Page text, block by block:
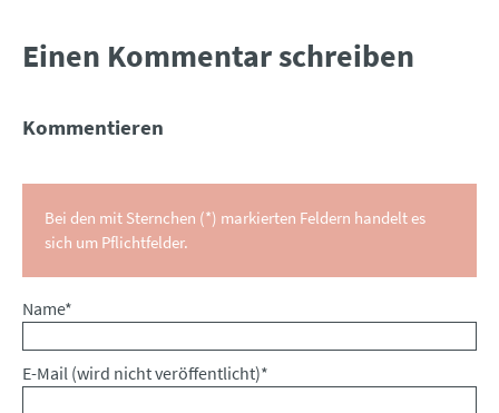
Einen Kommentar schreiben
Kommentieren
Bei den mit Sternchen (*) markierten Feldern handelt es
sich um Pflichtfelder.
Pflichtfeld
Name*
Pflichtfeld
E-Mail (wird nicht veröffentlicht)*